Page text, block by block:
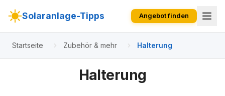
Solaranlage-Tipps Angebot finden
Startseite Zubehör & mehr Halterung
Halterung